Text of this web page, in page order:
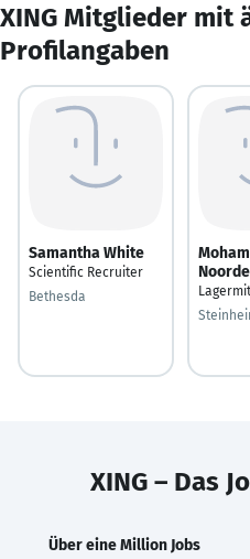
XING Mitglieder mit
Profilangaben
Samantha White
Scientific Recruiter
Bethesda
XING – Das
Über eine Million Jobs